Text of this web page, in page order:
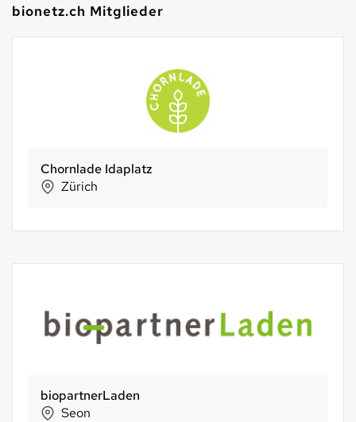
bionetz.ch Mitglieder
Chornlade Idaplatz
Zürich
biopartnerLaden
Seon